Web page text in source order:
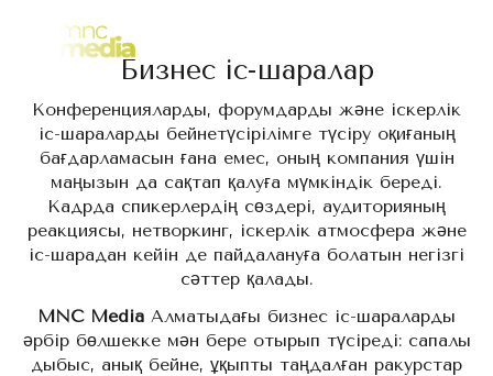
Бизнес іс-шаралар
Конференцияларды, форумдарды және іскерлік
іс-шараларды бейнетүсірілімге түсіру оқиғаның
бағдарламасын ғана емес, оның компания үшін
маңызын да сақтап қалуға мүмкіндік береді.
Кадрда спикерлердің сөздері, аудиторияның
реакциясы, нетворкинг, іскерлік атмосфера және
іс-шарадан кейін де пайдалануға болатын негізгі
сәттер қалады.
MNC Media Алматыдағы бизнес іс-шараларды
әрбір бөлшекке мән бере отырып түсіреді: сапалы
дыбыс, анық бейне, ұқыпты таңдалған ракурстар